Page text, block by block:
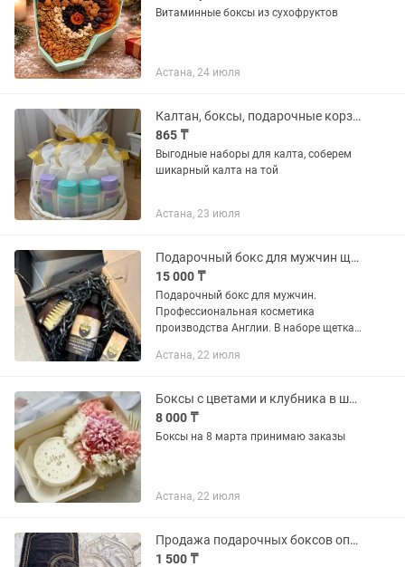
Витаминные боксы из сухофруктов
Астана, 24 июля
Калтан, боксы, подарочные корзины
865 ₸
Выгодные наборы для калта, соберем
шикарный калта на той
Астана, 23 июля
Подарочный бокс для мужчин щетка для бороды
15 000 ₸
Подарочный бокс для мужчин.
Профессиональная косметика
производства Англии. В наборе щетка
масло для ухода за бородой.
Астана, 22 июля
Боксы с цветами и клубника в шоколаде боксы с цветами и бенто тортом
8 000 ₸
Боксы на 8 марта принимаю заказы
Астана, 22 июля
Продажа подарочных боксов оптом/розницу
1 500 ₸